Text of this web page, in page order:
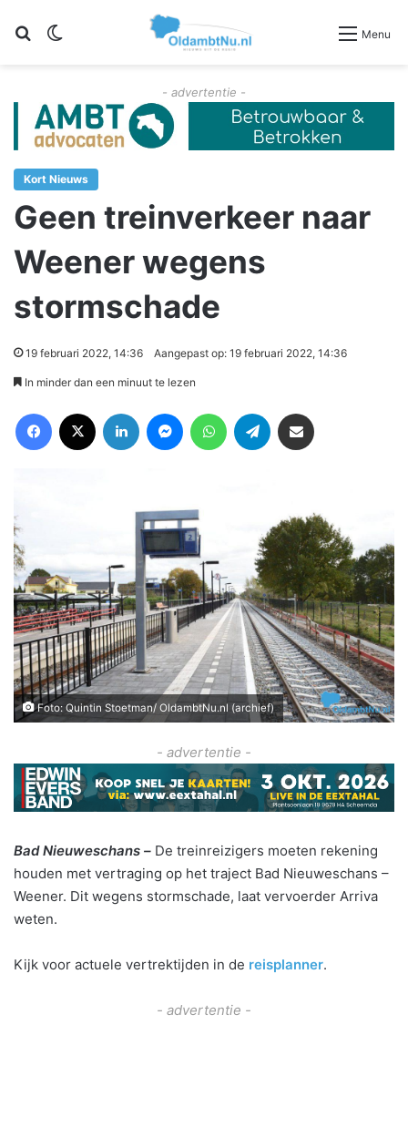
Zoeken Menu
- advertentie -
Kort Nieuws
Geen treinverkeer naar
Weener wegens
stormschade
19 februari 2022, 14:36 Aangepast op: 19 februari 2022, 14:36
In minder dan een minuut te lezen
Foto: Quintin Stoetman/ OldambtNu.nl (archief)
- advertentie -
Bad Nieuweschans – De treinreizigers moeten rekening
houden met vertraging op het traject Bad Nieuweschans –
Weener. Dit wegens stormschade, laat vervoerder Arriva
weten.
Kijk voor actuele vertrektijden in de reisplanner.
- advertentie -